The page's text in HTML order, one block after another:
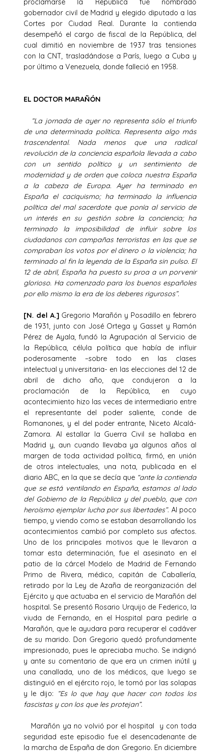
gobernador civil de Madrid y elegido diputado a las
Cortes por Ciudad Real. Durante la contienda
desempeñó el cargo de fiscal de la República, del
cual dimitió en noviembre de 1937 tras tensiones
con la CNT, trasladándose a París, luego a Cuba y
por último a Venezuela, donde falleció en 1958.
EL DOCTOR MARAÑÓN
“La jornada de ayer no representa sólo el triunfo
de una determinada política. Representa algo más
trascendental. Nada menos que una radical
revolución de la conciencia española llevada a cabo
con un sentido político y un sentimiento de
modernidad y de orden que coloca nuestra España
a la cabeza de Europa. Ayer ha terminado en
España el caciquismo; ha terminado la influencia
política del mal sacerdote que ponía al servicio de
un interés en su gestión sobre la conciencia; ha
terminado la imposibilidad de influir sobre los
ciudadanos con campañas terroristas en las que se
compraban los votos por el dinero o la violencia; ha
terminado al fin la leyenda de la España sin pulso. El
12 de abril, España ha puesto su proa a un porvenir
glorioso. Ha comenzado para los buenos españoles
por ello mismo la era de los deberes rigurosos”.
[N. del A.] Gregorio Marañón y Posadillo en febrero
de 1931, junto con José Ortega y Gasset y Ramón
Pérez de Ayala, fundó la Agrupación al Servicio de
la República, célula política que había de influir
poderosamente –sobre todo en las clases
intelectual y universitaria- en las elecciones del 12 de
abril de dicho año, que condujeron a la
proclamación de la República, en cuyo
acontecimiento hizo las veces de intermediario entre
el representante del poder saliente, conde de
Romanones, y el del poder entrante, Niceto Alcalá-
Zamora. Al estallar la Guerra Civil se hallaba en
Madrid y, aun cuando llevaba ya algunos años al
margen de toda actividad política, firmó, en unión
de otros intelectuales, una nota, publicada en el
diario ABC, en la que se decía que “ante la contienda
que se está ventilando en España, estamos al lado
del Gobierno de la República y del pueblo, que con
heroísmo ejemplar lucha por sus libertades”. Al poco
tiempo, y viendo como se estaban desarrollando los
acontecimientos cambió por completo sus afectos.
Uno de los principales motivos que le llevaron a
tomar esta determinación, fue el asesinato en el
patio de la cárcel Modelo de Madrid de Fernando
Primo de Rivera, médico, capitán de Caballería,
retirado por la Ley de Azaña de reorganización del
Ejército y que actuaba en el servicio de Marañón del
hospital. Se presentó Rosario Urquijo de Federico, la
viuda de Fernando, en el Hospital para pedirle a
Marañón, que le ayudara para recuperar el cadáver
de su marido. Don Gregorio quedó profundamente
impresionado, pues le apreciaba mucho. Se indignó
y ante su comentario de que era un crimen inútil y
una canallada, uno de los médicos, que luego se
distinguió en el ejército rojo, le tomó por las solapas
y le dijo:
“Es lo que hay que hacer con todos los
fascistas y con los que les protejan”.
Marañón ya no volvió por el hospital y con toda
seguridad este episodio fue el desencadenante de
la marcha de España de don Gregorio. En diciembre